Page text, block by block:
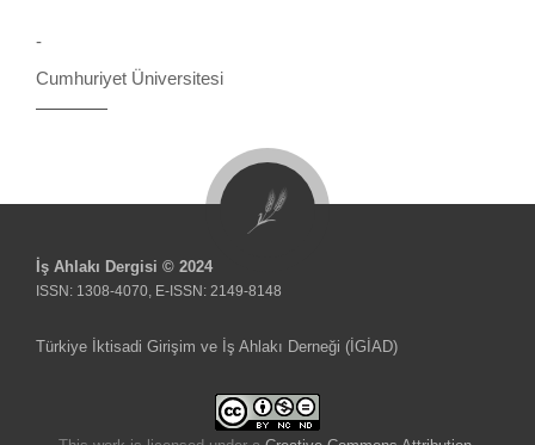
-
Cumhuriyet Üniversitesi
İş Ahlakı Dergisi © 2024
ISSN: 1308-4070, E-ISSN: 2149-8148
Türkiye İktisadi Girişim ve İş Ahlakı Derneği (İGİAD)